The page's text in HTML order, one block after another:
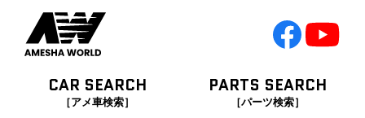
CAR SEARCH
［アメ車検索］
PARTS SEARCH
［パーツ検索］